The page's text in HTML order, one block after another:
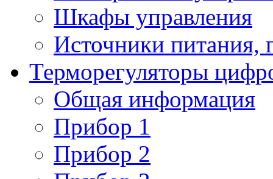
Шкафы управления
Источники питания,
Терморегуляторы
Общая информация
Прибор 1
Прибор 2